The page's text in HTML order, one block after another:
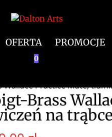
OFERTA PROMOCJE
0
Practice Mute,
Brass
na